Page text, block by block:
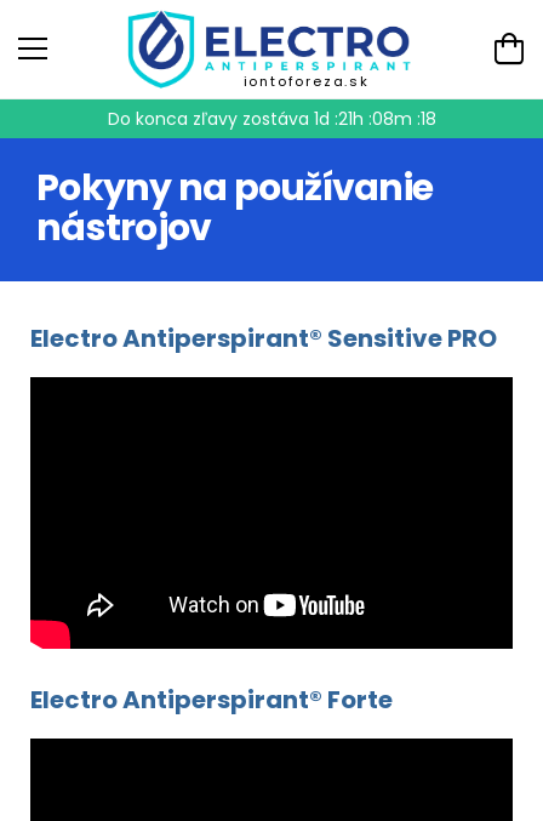
iontoforeza.sk
Do konca zľavy zostáva 1d :21h :08m :18
Pokyny na používanie
nástrojov
Electro Antiperspirant® Sensitive PRO
Electro Antiperspirant® Forte